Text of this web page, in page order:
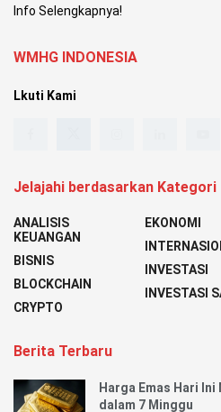
Info Selengkapnya!
WMHG INDONESIA
Lkuti Kami
Jelajahi berdasarkan Kategori
ANALISIS
KEUANGAN
BISNIS
BLOCKCHAIN
CRYPTO
EKONOMI
INVESTASI
INVESTASI
Berita Terbaru
Harga Emas Hari
dalam 7 Minggu